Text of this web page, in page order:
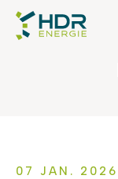
07 JAN. 2026